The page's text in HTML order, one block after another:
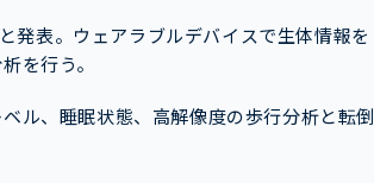
発表。ウェアラブルデバイスで生体情報を
を行う。
ル、睡眠状態、高解像度の歩行分析と転倒